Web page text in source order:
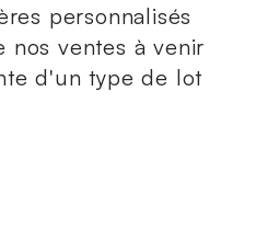
personnalisés
nos ventes à venir
d'un type de lot